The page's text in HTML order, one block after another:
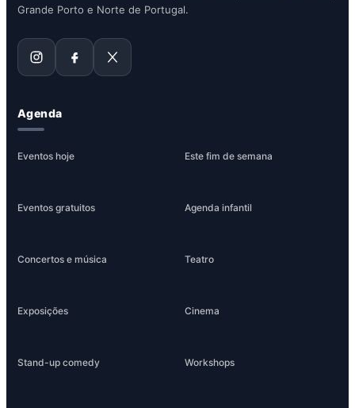
Grande Porto e Norte de Portugal.
Agenda
Eventos hoje Este fim de semana
Eventos gratuitos Agenda infantil
Concertos e música Teatro
Exposições Cinema
Stand-up comedy Workshops